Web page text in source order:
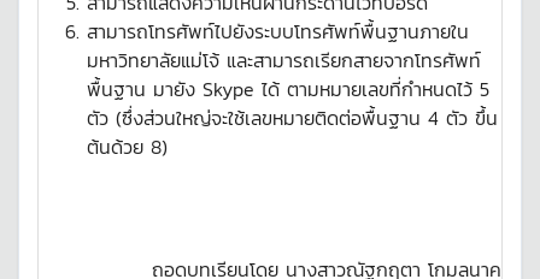
สามารถโทรศัพท์ไปยังระบบโทรศัพท์พื้นฐานภายใน
มหาวิทยาลัยแม่โจ้ และสามารถเรียกสายจากโทรศัพท์
พื้นฐาน มายัง Skype ได้ ตามหมายเลขที่กำหนดไว้ 5
ตัว (ซึ่งส่วนใหญ่จะใช้เลขหมายติดต่อพื้นฐาน 4 ตัว ขึ้น
ต้นด้วย 8)
ถอดบทเรียนโดย นางสาวณัฐกฤตา โกมลนาค